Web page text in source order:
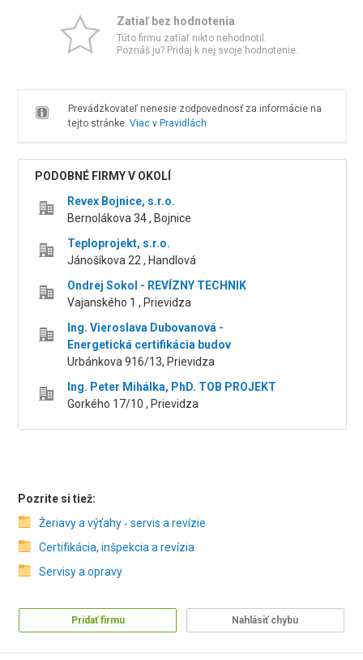
Zatiaľ bez hodnotenia
Túto firmu zatiaľ nikto nehodnotil.
Poznáš ju? Pridaj k nej svoje hodnotenie.
Prevádzkovateľ nenesie zodpovednosť za informácie na
tejto stránke. Viac v Pravidlách
PODOBNÉ FIRMY V OKOLÍ
Revex Bojnice, s.r.o.
Bernolákova 34 , Bojnice
Teploprojekt, s.r.o.
Jánošíkova 22 , Handlová
Ondrej Sokol - REVÍZNY TECHNIK
Vajanského 1 , Prievidza
Ing. Vieroslava Dubovanová -
Energetická certifikácia budov
Urbánkova 916/13, Prievidza
Ing. Peter Mihálka, PhD. TOB PROJEKT
Gorkého 17/10 , Prievidza
Pozrite si tiež:
Žeriavy a výťahy ‑ servis a revízie
Certifikácia, inšpekcia a revízia
Servisy a opravy
Pridať firmu Nahlásiť chybu